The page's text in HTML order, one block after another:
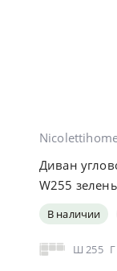
Диван
W255
В наличии
Ш 255 Г